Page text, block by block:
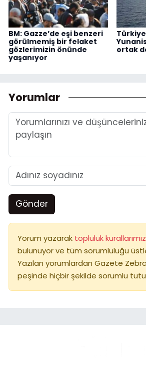
BM: Gazze’de eşi benzeri
görülmemiş bir felaket
gözlerimizin önünde
yaşanıyor
ortak
Yorumlar
Gönder
Yorum yazarak topluluk
bulunuyor ve tüm sorumluluğu
Yazılan yorumlardan Gazete
peşinde hiçbir şekilde sorumlu